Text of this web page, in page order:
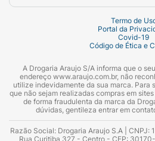
Termo de
Portal da
Covid-19
Código de Ética e
A Drogaria Araujo S/A informa que o
endereço www.araujo.com.br, não
utilize indevidamente da sua marca. Para
que não sejam realizadas compras em
de forma fraudulenta da marca da
dúvidas, gentileza entrar em
Razão Social: Drogaria Araujo S.A | CNPJ:
Rua Curitiba 327 - Centro - CEP: